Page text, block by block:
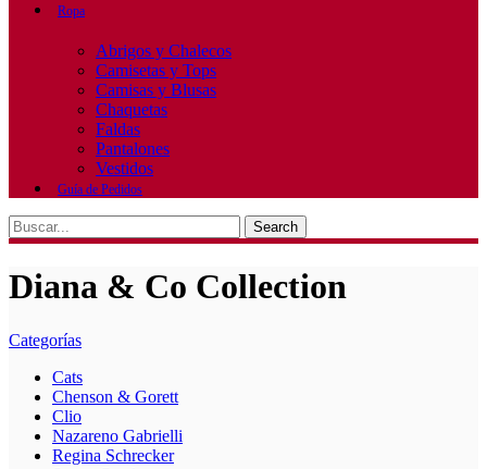
Ropa
Abrigos y Chalecos
Camisetas y Tops
Camisas y Blusas
Chaquetas
Faldas
Pantalones
Vestidos
Guía de Pedidos
Search
Diana & Co Collection
Categorías
Cats
Chenson & Gorett
Clio
Nazareno Gabrielli
Regina Schrecker